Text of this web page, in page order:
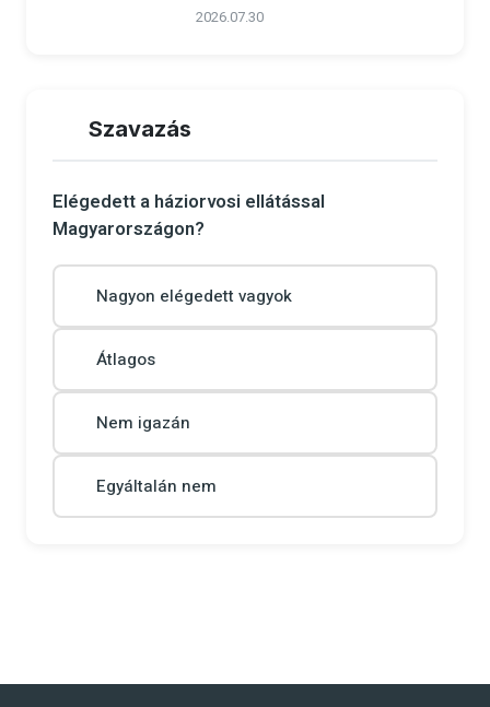
2026.07.30
Szavazás
Elégedett a háziorvosi ellátással
Magyarországon?
Nagyon elégedett vagyok
Átlagos
Nem igazán
Egyáltalán nem